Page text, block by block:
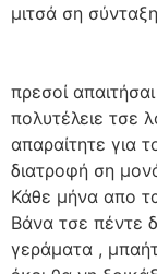
μιτσά ση
Γρία
πρεσοί
πολυτέλειε τσε
απαραίτητε για
διατροφή ση
Κάθε μήνα απο
Βάνα τσε πέντε
γεράματα ,